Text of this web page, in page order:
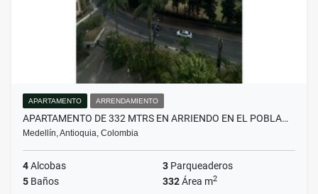
APARTAMENTO ARRENDAMIENTO
APARTAMENTO DE 332 MTRS EN ARRIENDO EN EL POBLA…
Medellín, Antioquia, Colombia
4Alcobas 3 Parqueaderos
5 Baños 332Área m2